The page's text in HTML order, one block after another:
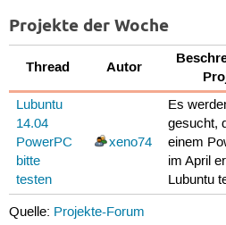
Projekte der Woche
Thread Autor
Lubuntu
14.04
PowerPC
bitte
testen
xeno74
Es
gesucht,
einem
im April
Lubuntu
Quelle: Projekte-Forum